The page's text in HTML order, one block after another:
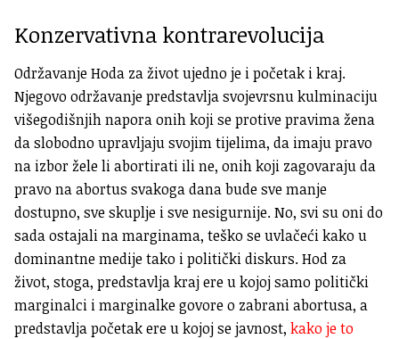
Konzervativna kontrarevolucija
Održavanje Hoda za život ujedno je i početak i kraj.
Njegovo održavanje predstavlja svojevrsnu kulminaciju
višegodišnjih napora onih koji se protive pravima žena
da slobodno upravljaju svojim tijelima, da imaju pravo
na izbor žele li abortirati ili ne, onih koji zagovaraju da
pravo na abortus svakoga dana bude sve manje
dostupno, sve skuplje i sve nesigurnije. No, svi su oni do
sada ostajali na marginama, teško se uvlačeći kako u
dominantne medije tako i politički diskurs. Hod za
život, stoga, predstavlja kraj ere u kojoj samo politički
marginalci i marginalke govore o zabrani abortusa, a
predstavlja početak ere u kojoj se javnost, kako je to